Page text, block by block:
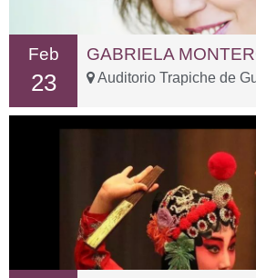
Feb
23
GABRIELA
Auditorio Trapiche de Guadaiza